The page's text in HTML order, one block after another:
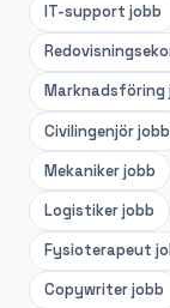
IT-support jobb
Marknadsföring
Civilingenjörjobb
Mekanikerjobb
Logistikerjobb
Fysioterapeut
Copywriterjobb